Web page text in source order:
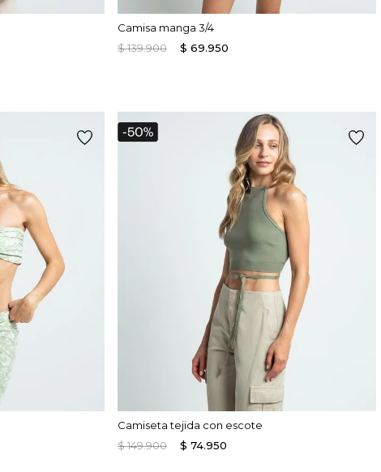
Camisa manga 3/4
$139.900 $ 69.950
Camiseta tejida con escote
$149.900 $ 74.950